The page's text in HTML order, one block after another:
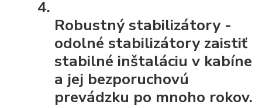
Robustný stabilizátory -
odolné stabilizátory zaistiť
stabilné inštaláciu v kabíne
a jej bezporuchovú
prevádzku po mnoho rokov.